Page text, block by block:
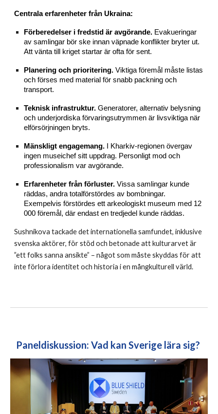
Centrala erfarenheter från Ukraina:
Förberedelser i fredstid är avgörande. Evakueringar
av samlingar bör ske innan väpnade konflikter bryter ut.
Att vänta till kriget startar är ofta för sent.
Planering och prioritering. Viktiga föremål måste listas
och förses med material för snabb packning och
transport.
Teknisk infrastruktur. Generatorer, alternativ belysning
och underjordiska förvaringsutrymmen är livsviktiga när
elförsörjningen bryts.
Mänskligt engagemang. I Kharkiv-regionen övergav
ingen museichef sitt uppdrag. Personligt mod och
professionalism var avgörande.
Erfarenheter från förluster. Vissa samlingar kunde
räddas, andra totalförstördes av bombningar.
Exempelvis förstördes ett arkeologiskt museum med 12
000 föremål, där endast en tredjedel kunde räddas.
Sushnikova tackade det internationella samfundet, inklusive
svenska aktörer, för stöd och betonade att kulturarvet är
”ett folks sanna ansikte” – något som måste skyddas för att
inte förlora identitet och historia i en mångkulturell värld.
Paneldiskussion: Vad kan Sverige lära sig?